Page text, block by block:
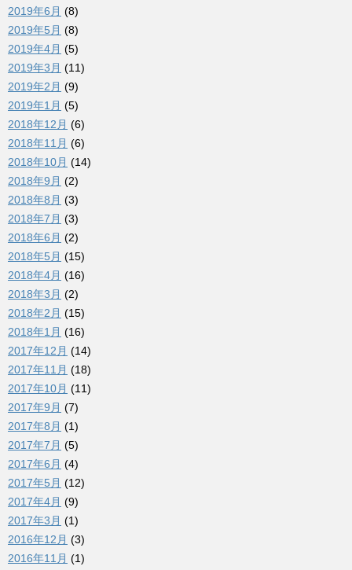
2019年6月 (8)
2019年5月 (8)
2019年4月 (5)
2019年3月 (11)
2019年2月 (9)
2019年1月 (5)
2018年12月 (6)
2018年11月 (6)
2018年10月 (14)
2018年9月 (2)
2018年8月 (3)
2018年7月 (3)
2018年6月 (2)
2018年5月 (15)
2018年4月 (16)
2018年3月 (2)
2018年2月 (15)
2018年1月 (16)
2017年12月 (14)
2017年11月 (18)
2017年10月 (11)
2017年9月 (7)
2017年8月 (1)
2017年7月 (5)
2017年6月 (4)
2017年5月 (12)
2017年4月 (9)
2017年3月 (1)
2016年12月 (3)
2016年11月 (1)